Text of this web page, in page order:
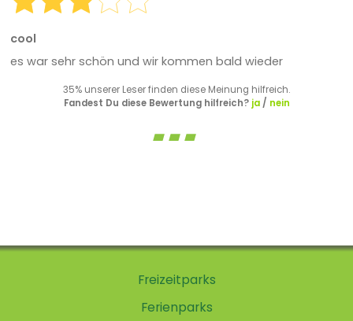
cool
es war sehr schön und wir kommen bald wieder
35% unserer Leser finden diese Meinung hilfreich.
Fandest Du diese Bewertung hilfreich? ja/ nein
Freizeitparks
Ferienparks